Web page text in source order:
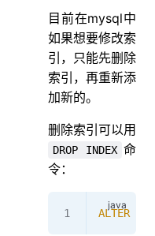
目前在mysql中
如果想要修改索
引，只能先删除
索引，再重新添
加新的。
删除索引可以用
DROP INDEX 命
令：
ALTER